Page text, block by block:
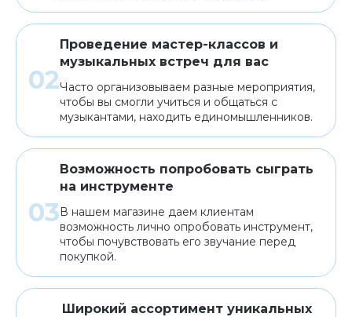
Проведение мастер-классов и
музыкальных встреч для вас
Часто организовываем разные мероприятия,
чтобы вы смогли учиться и общаться с
музыкантами, находить единомышленников.
Возможность попробовать сыграть
на инструменте
В нашем магазине даем клиентам
возможность лично опробовать инструмент,
чтобы почувствовать его звучание перед
покупкой.
Широкий ассортимент уникальных